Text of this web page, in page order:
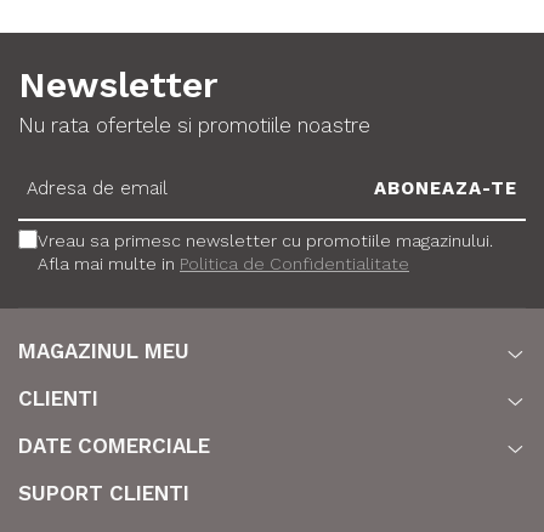
Newsletter
Nu rata ofertele si promotiile noastre
Vreau sa primesc newsletter cu promotiile magazinului.
Afla mai multe in Politica de Confidentialitate
MAGAZINUL MEU
CLIENTI
DATE COMERCIALE
SUPORT CLIENTI